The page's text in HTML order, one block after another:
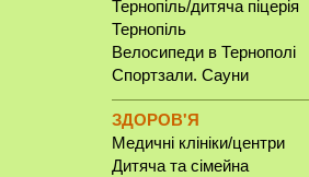
Тернопіль/дитяча піцерія
Тернопіль
Велосипеди в Тернополі
Спортзали. Сауни
ЗДОРОВ'Я
Медичні клініки/центри
Дитяча та сімейна